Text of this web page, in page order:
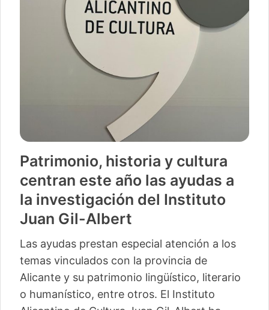
Patrimonio, historia y cultura
centran este año las ayudas a
la investigación del Instituto
Juan Gil-Albert
Las ayudas prestan especial atención a los
temas vinculados con la provincia de
Alicante y su patrimonio lingüístico, literario
o humanístico, entre otros. El Instituto